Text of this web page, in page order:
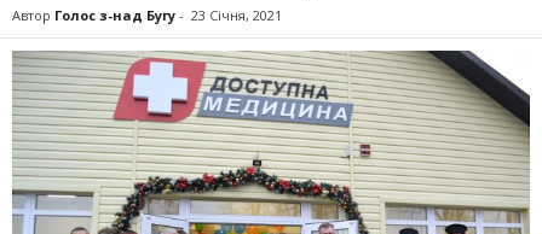
Автор Голос з-над Бугу - 23 Січня, 2021